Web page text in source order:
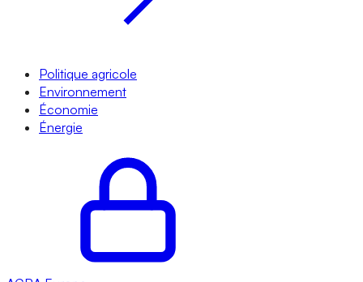
Politique agricole
Environnement
Économie
Énergie